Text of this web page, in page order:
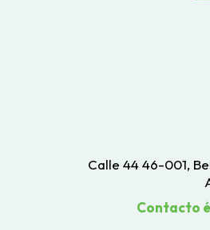
Calle 44 46-001,
Contacto